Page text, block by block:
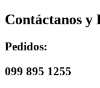
Contáctanos y
Pedidos:
099 895 1255